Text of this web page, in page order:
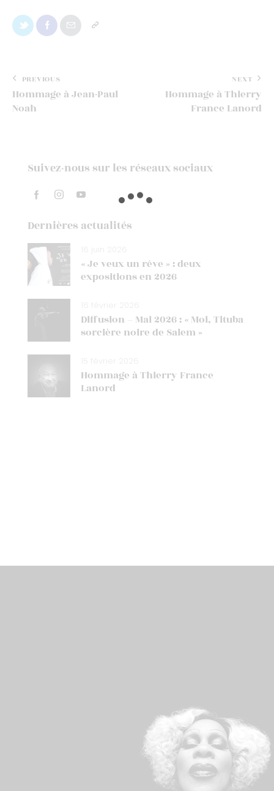
PREVIOUS
Hommage à Jean-Paul
Noah
NEXT
Hommage à Thierry
France Lanord
Suivez-nous sur les réseaux sociaux
Dernières actualités
« Je veux un rêve » : deux
expositions en 2026
Diffusion – Mai 2026 : « Moi, Tituba
sorcière noire de Salem »
Hommage à Thierry France
Lanord